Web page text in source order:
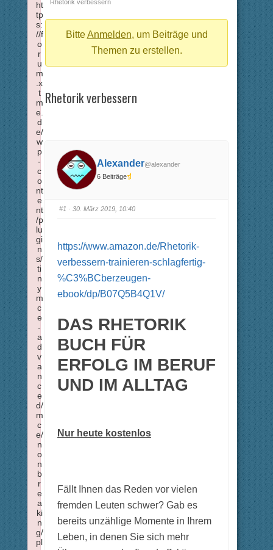
hier:
Rhetorik verbessern
BitteAnmelden, um Beiträge und
Themen zu erstellen.
Rhetorik verbessern
Alexander@alexander
6 Beiträge
#1 · 30. März 2019, 10:40
https://www.amazon.de/Rhetorik-
verbessern-trainieren-schlagfertig-
%C3%BCberzeugen-
ebook/dp/B07Q5B4Q1V/
DAS RHETORIK
BUCH FÜR
ERFOLG IM BERUF
UND IM ALLTAG
Nur heute kostenlos
Fällt Ihnen das Reden vor vielen
fremden Leuten schwer? Gab es
bereits unzählige Momente in Ihrem
Leben, in denen Sie sich mehr
ht
tp
s:
//f
o
r
u
m
.x
t
m
e.
d
e/
w
p
-
c
o
nt
e
nt
/p
lu
gi
n
s/
ti
n
y
m
c
e
-
a
d
v
a
n
c
e
d/
m
c
e/
n
o
n
b
r
e
a
ki
n
g/
pl